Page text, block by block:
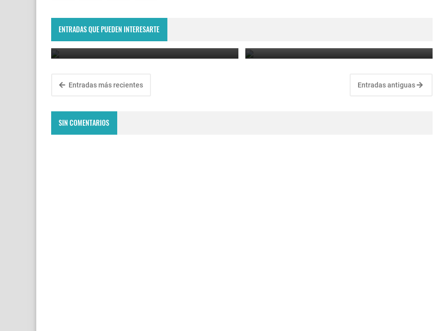
ENTRADAS QUE PUEDEN INTERESARTE
su exesposa.
August 7, 2026
Entradas más recientes Entradas antiguas
SIN COMENTARIOS